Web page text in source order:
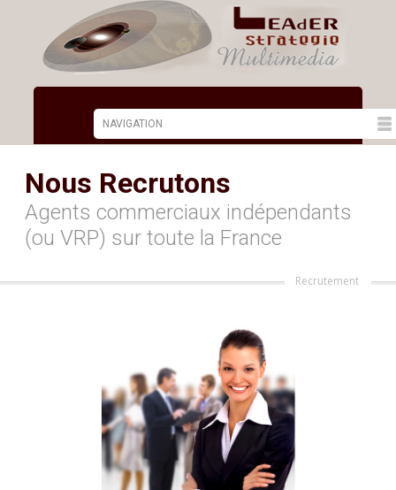
Nous Recrutons
Agents commerciaux indépendants
(ou VRP) sur toute la France
Recrutement